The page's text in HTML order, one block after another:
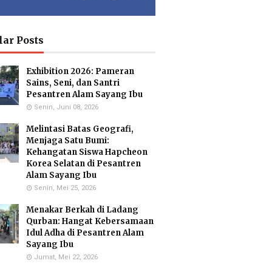
MI
Specialists
Psi
Biology
Maulana Malik
Irsyad, M.Pd
Biology Teacher
Posts
Exhibition 2026: Pameran
Sains, Seni, dan Santri
Pesantren Alam Sayang Ibu
Senin, Juni 08, 2026
Melintasi Batas Geografi,
Menjaga Satu Bumi:
Kehangatan Siswa Hapcheon
Korea Selatan di Pesantren
Alam Sayang Ibu
Senin, Mei 25, 2026
Menakar Berkah di Ladang
Qurban: Hangat Kebersamaan
Idul Adha di Pesantren Alam
Sayang Ibu
Jumat, Mei 22, 2026